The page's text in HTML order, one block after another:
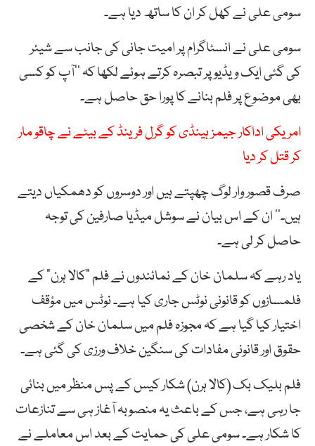
سومی علی نے کھل کر ان کا ساتھ دیا ہے۔
سومی علی نے انسٹاگرام پر امیت جانی کی جانب سے شیئر
کی گئی ایک ویڈیو پر تبصرہ کرتے ہوئے لکھا کہ ’’آپ کو کسی
بھی موضوع پر فلم بنانے کا پورا حق حاصل ہے۔
امریکی اداکار جیمز ہینڈی کو گرل فرینڈ کے بیٹے نے چاقو مار
کر قتل کر دیا
صرف قصور وار لوگ چھپتے ہیں اور دوسروں کو دھمکیاں دیتے
ہیں۔‘‘ ان کے اس بیان نے سوشل میڈیا صارفین کی توجہ
حاصل کر لی ہے۔
یاد رہے کہ سلمان خان کے نمائندوں نے فلم “کالا ہرن” کے
فلمسازوں کو قانونی نوٹس جاری کیا ہے۔ نوٹس میں مؤقف
اختیار کیا گیا ہے کہ مجوزہ فلم میں سلمان خان کے شخصی
حقوق اور قانونی مفادات کی سنگین خلاف ورزی کی گئی ہے۔
فلم بلیک بک (کالا ہرن) شکار کیس کے پس منظر میں بنائی
جا رہی ہے، جس کے باعث یہ منصوبہ آغاز ہی سے تنازعات
کا شکار ہے۔ سومی علی کی حمایت کے بعد اس معاملے نے